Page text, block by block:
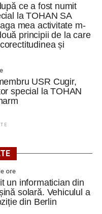
„David Prodan”
prin
dezvăluit de
care a lucrat pentru
ai mari șanse să
ce a fost numit
la TOHAN SA
mea activitate m-
principii de la care
și
USR Cugir,
special la TOHAN
ore
un informatician din
solară. Vehiculul a
din Berlin